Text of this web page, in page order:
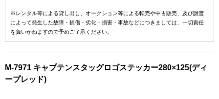
※レンタル等による貸し出し、オークション等による転売や中古販売、及び譲渡
によって発生した故障・損傷・劣化・損害・事故などにつきましては、一切責任
を負いかねますので予めご了承ください。
M-7971 キャプテンスタッグロゴステッカー280×125(ディ
ープレッド)